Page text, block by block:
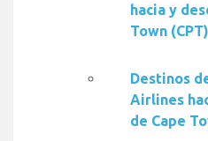
hacia y
Town (CPT)
Destinos
Airlines
de Cape